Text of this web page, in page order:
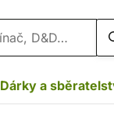
Dárky a